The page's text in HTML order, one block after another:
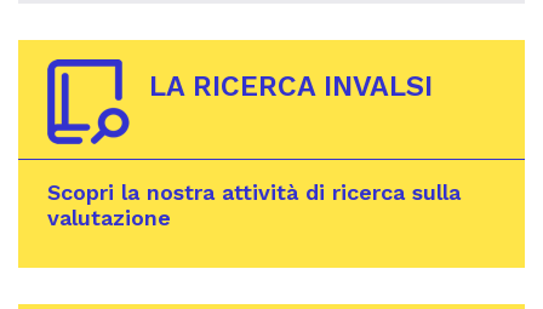
LA RICERCA INVALSI
Scopri la nostra attività di ricerca sulla
valutazione